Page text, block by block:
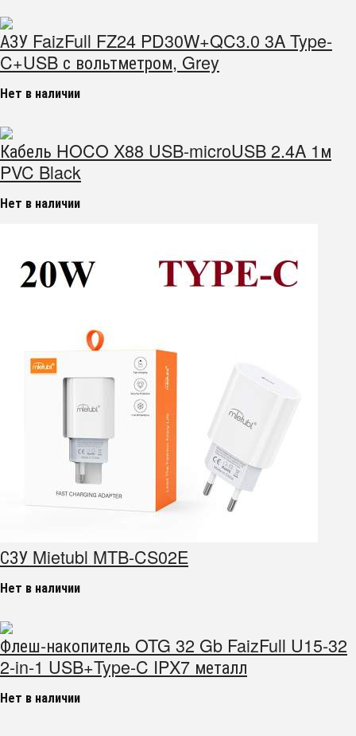
АЗУ FaizFull FZ24 PD30W+QC3.0 3A Type-
C+USB с вольтметром, Grey
Нет в наличии
Кабель HOCO X88 USB-microUSB 2.4A 1м
PVC Black
Нет в наличии
СЗУ Mietubl MTB-CS02E
Нет в наличии
Флеш-накопитель OTG 32 Gb FaizFull U15-32
2-in-1 USB+Type-C IPX7 металл
Нет в наличии